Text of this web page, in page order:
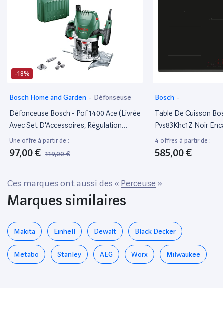
-18%
Bosch Home and Garden - Défonseuse
Défonceuse Bosch - Pof 1400 Ace (Livrée
Avec Set D'Accessoires, Régulation
Électronique Constante, Réglage De La
Profondeur De Fraisage Et Éclairage)
Une offre à partir de :
97,00 € 119,00 €
Bosch -
Table De Cuisson
Pvs83Khc1Z Noir
Table De Cuisson À
4 offres à partir de :
585,00 €
Ces marques ont aussi des « Perceuse »
Marques similaires
Makita Einhell Dewalt Black Decker
Metabo Stanley AEG Worx Milwaukee